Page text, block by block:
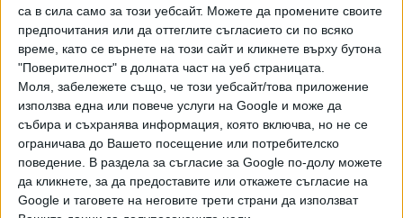
са в сила само за този уебсайт. Можете да промените своите
предпочитания или да оттеглите съгласието си по всяко
време, като се върнете на този сайт и кликнете върху бутона
"Поверителност" в долната част на уеб страницата.
Моля, забележете също, че този уебсайт/това приложение
използва една или повече услуги на Google и може да
събира и съхранява информация, която включва, но не се
ограничава до Вашето посещение или потребителско
поведение. В раздела за съгласие за Google по-долу можете
да кликнете, за да предоставите или откажете съгласие на
Google и таговете на неговите трети страни да използват
Australian Open и "АТР 500" в Акапулко. Предишното му
върхово постижение за най-добър старт на сезона беше
11-0 през 2014 г.
"Възприех този мач като още един важен 1/2-
финал. Той не е млад играч, който е №100 в света и
сега пробива. Той вече е топиграч, така че аз се
отнасям към него като такъв
- посочи Рафа. - Играх
срещу един от най-добрите тенисисти в света. Няма
значение дали е млад или не, той е страхотно момче,